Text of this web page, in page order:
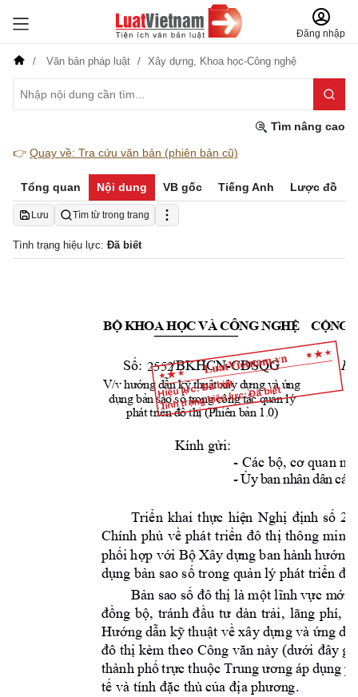
Đăng nhập
Văn bản pháp luật Xây dựng, Khoa học-Công nghệ
Tìm nâng cao
👉 Quay về: Tra cứu văn bản (phiên bản cũ)
Tổng quan Nội dung VB gốc Tiếng Anh Lược đồ
Lưu Tìm từ trong trang
Tình trạng hiệu lực: Đã biết
Hiệu lực: Đã biết
Tình trạng hiệu lực: Đã biết
BỘ KHOA HỌC VÀ CÔNG NGHỆ CỘNG
Số:
/BKHCN-CĐSQG
V/v hướng dẫn kỹ thuật xây dựng và ứng
dụng bản sao số trongcông tác quản lý
phát triển đô thị (Phiên bản 1.0)
Kính gửi:
- Các bộ, cơ quan n
-Ủyban nhân dân cá
Triển khai thực hiện Nghị định số 26
Chính phủ về phát triển đô thị thông minh,
phối hợp với Bộ Xây dựng ban hành hướng
dụng bản sao số trong quản lý phát triển đô
Bản sao số đô thị là một lĩnh vực mới
đồng bộ, tránh đầu tư dàn trải, lãng phí,
Hướng dẫn kỹ thuật về xây dựng và ứng d
đô thị kèm theo Công văn này (dưới đây g
thành phố trực thuộc Trung ương áp dụng p
tế và tính đặc thù của địa phương.
2552